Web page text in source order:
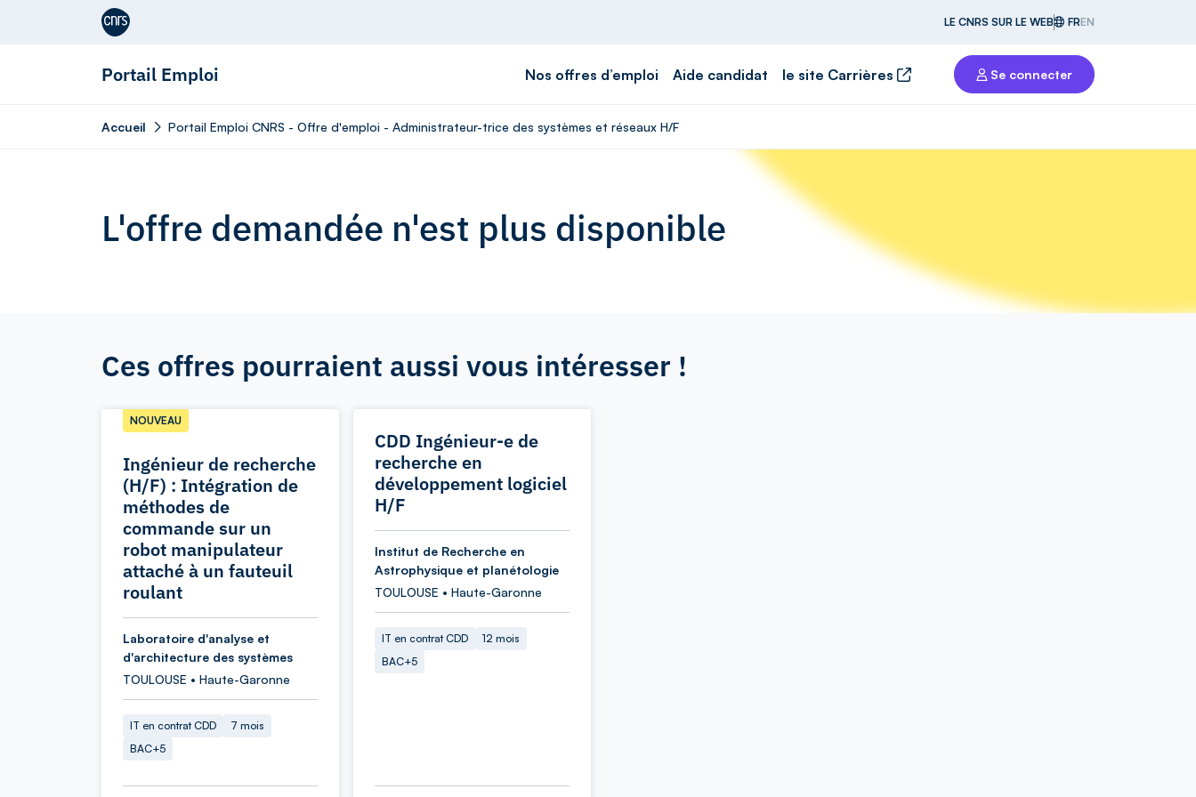
Aller au contenu
LE CNRS SUR LE WEB FREN
Portail Emploi Nos offres d’emploi Aide candidat le site Carrières Se connecter
Accueil Portail Emploi CNRS - Offre d'emploi - Administrateur-trice des systèmes et réseaux H/F
L'offre demandée n'est plus disponible
Ces offres pourraient aussi vous intéresser !
Ingénieur de recherche
(H/F) : Intégration de
méthodes de
commande sur un
robot manipulateur
attaché à un fauteuil
roulant
NOUVEAU
Laboratoire d'analyse et
d'architecture des systèmes
TOULOUSE • Haute-Garonne
IT en contrat CDD
7 mois
BAC+5
CDD Ingénieur-e de
recherche en
développement logiciel
H/F
Institut de Recherche en
Astrophysique et planétologie
TOULOUSE • Haute-Garonne
IT en contrat CDD
12 mois
BAC+5